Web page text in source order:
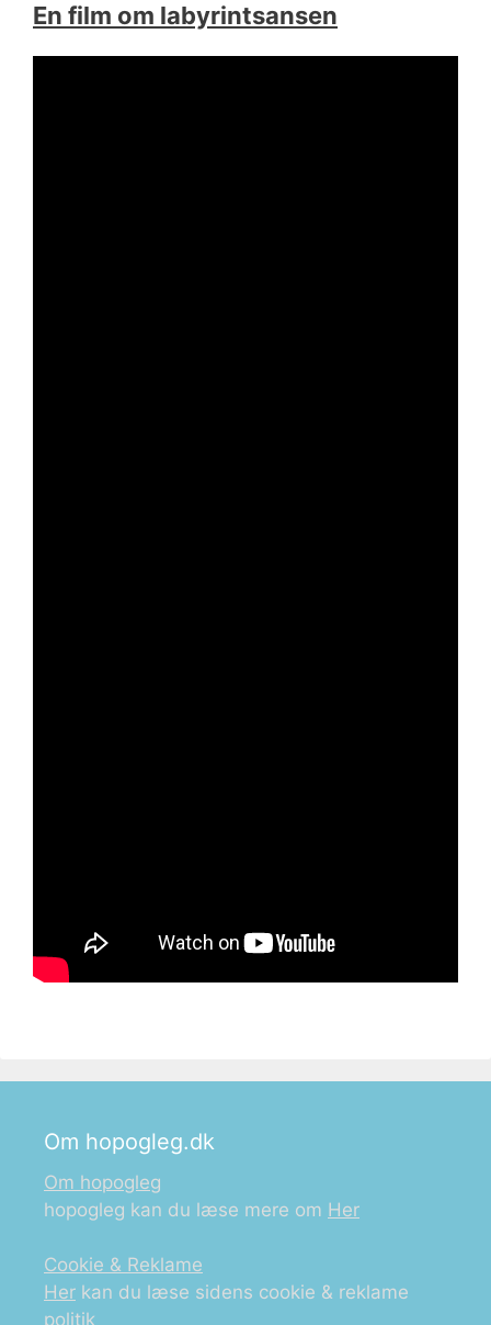
En film om labyrintsansen
Om hopogleg.dk
Om hopogleg
hopogleg kan du læse mere om Her
Cookie & Reklame
Her kan du læse sidens cookie & reklame
politik